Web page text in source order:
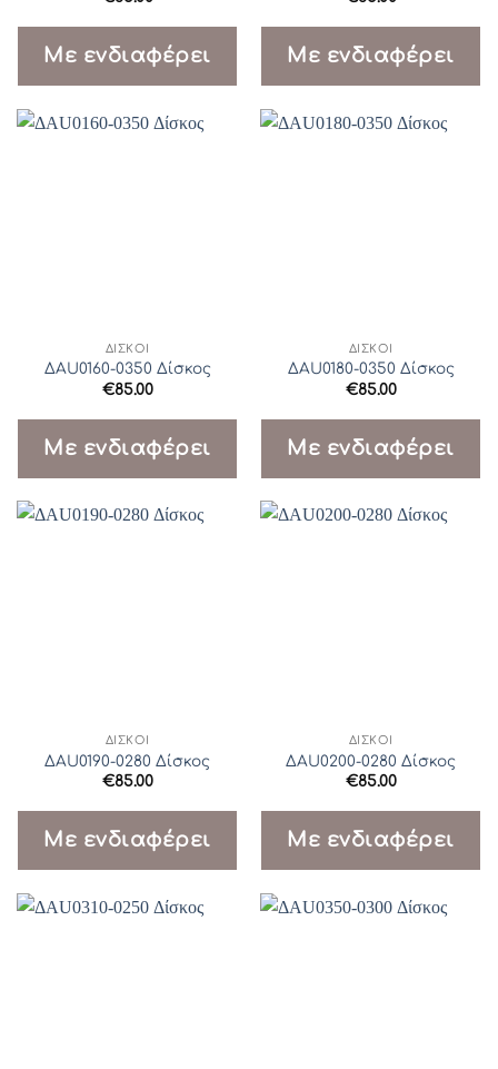
Με ενδιαφέρει Με ενδιαφέρει
ΔΊΣΚΟΙ
ΔAU0160-0350 Δίσκος
€85.00
Με ενδιαφέρει
ΔΊΣΚΟΙ
ΔAU0180-0350 Δίσκος
€85.00
Με ενδιαφέρει
ΔΊΣΚΟΙ
ΔAU0190-0280 Δίσκος
€85.00
Με ενδιαφέρει
ΔΊΣΚΟΙ
ΔAU0200-0280 Δίσκος
€85.00
Με ενδιαφέρει